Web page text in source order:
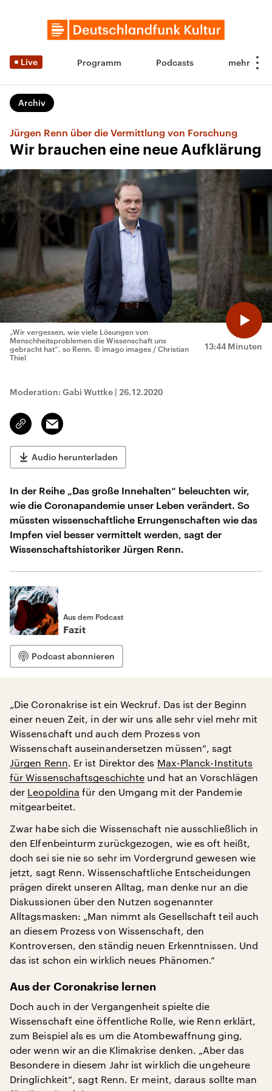
Live Programm Podcasts
Archiv
Jürgen Renn über die Vermittlung von Forschung
Wir brauchen eine neue Aufklärung
13:44 Minuten
„Wir vergessen, wie viele Lösungen von
Menschheitsproblemen die Wissenschaft uns
gebracht hat“, so Renn. © imago images / Christian
Thiel
Moderation: Gabi Wuttke | 26.12.2020
Link
kopieren/teilen
Email
Audio herunterladen
In der Reihe „Das große Innehalten“ beleuchten wir,
wie die Coronapandemie unser Leben verändert. So
müssten wissenschaftliche Errungenschaften wie das
Impfen viel besser vermittelt werden, sagt der
Wissenschaftshistoriker Jürgen Renn.
Aus dem Podcast
Fazit
Podcast abonnieren
„Die Coronakrise ist ein Weckruf. Das ist der Beginn
einer neuen Zeit, in der wir uns alle sehr viel mehr mit
Wissenschaft und auch dem Prozess von
Wissenschaft auseinandersetzen müssen“, sagt
Jürgen Renn. Er ist Direktor des Max-Planck-Instituts
für Wissenschaftsgeschichte und hat an Vorschlägen
der Leopoldina für den Umgang mit der Pandemie
mitgearbeitet.
Zwar habe sich die Wissenschaft nie ausschließlich in
den Elfenbeinturm zurückgezogen, wie es oft heißt,
doch sei sie nie so sehr im Vordergrund gewesen wie
jetzt, sagt Renn. Wissenschaftliche Entscheidungen
prägen direkt unseren Alltag, man denke nur an die
Diskussionen über den Nutzen sogenannter
Alltagsmasken: „Man nimmt als Gesellschaft teil auch
an diesem Prozess von Wissenschaft, den
Kontroversen, den ständig neuen Erkenntnissen. Und
das ist schon ein wirklich neues Phänomen.“
Aus der Coronakrise lernen
Doch auch in der Vergangenheit spielte die
Wissenschaft eine öffentliche Rolle, wie Renn erklärt,
zum Beispiel als es um die Atombewaffnung ging,
oder wenn wir an die Klimakrise denken. „Aber das
Besondere in diesem Jahr ist wirklich die ungeheure
Dringlichkeit“, sagt Renn. Er meint, daraus sollte man